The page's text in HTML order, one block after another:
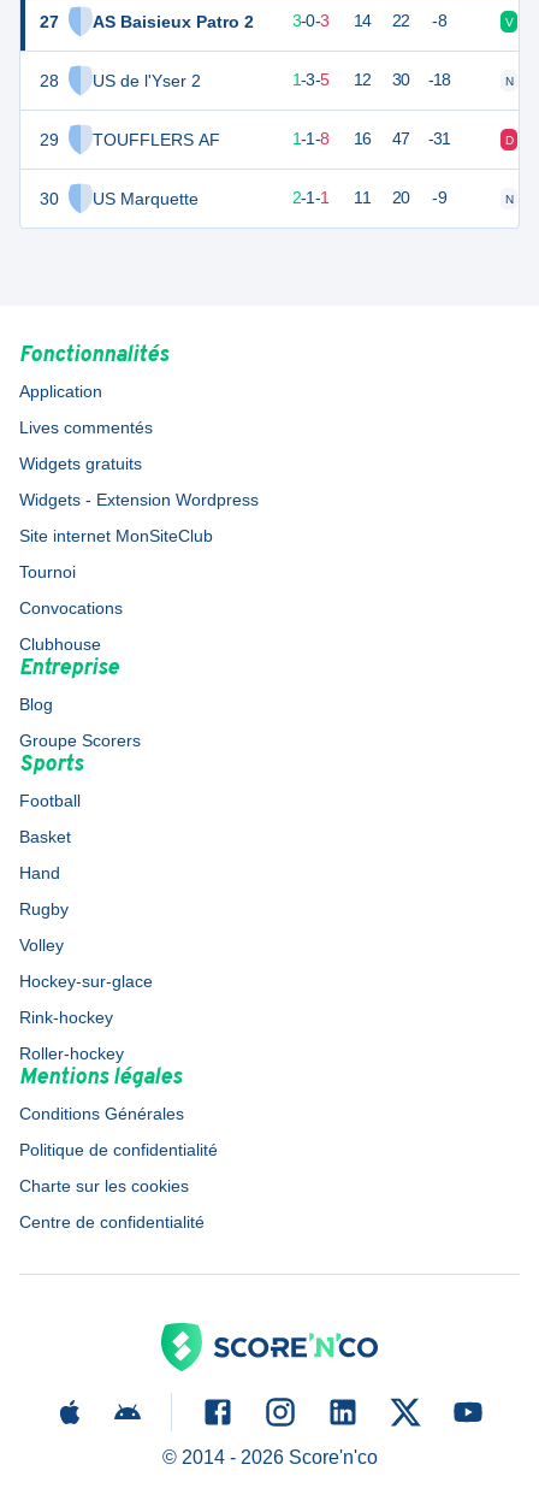
27 AS Baisieux Patro 2
28 US de l'Yser 2
29 TOUFFLERS AF
30 US Marquette
6 3-0-3 14 22 -8 V
1-3-5 12 30 -18 N
4 1-1-8 16 47 -31 D
2-1-1 11 20 -9 N
Fonctionnalités
Application
Lives commentés
Widgets gratuits
Widgets - Extension Wordpress
Site internet MonSiteClub
Tournoi
Convocations
Clubhouse
Entreprise
Blog
Groupe Scorers
Sports
Football
Basket
Hand
Rugby
Volley
Hockey-sur-glace
Rink-hockey
Roller-hockey
Mentions légales
Conditions Générales
Politique de confidentialité
Charte sur les cookies
Centre de confidentialité
© 2014 - 2026Score'n'co